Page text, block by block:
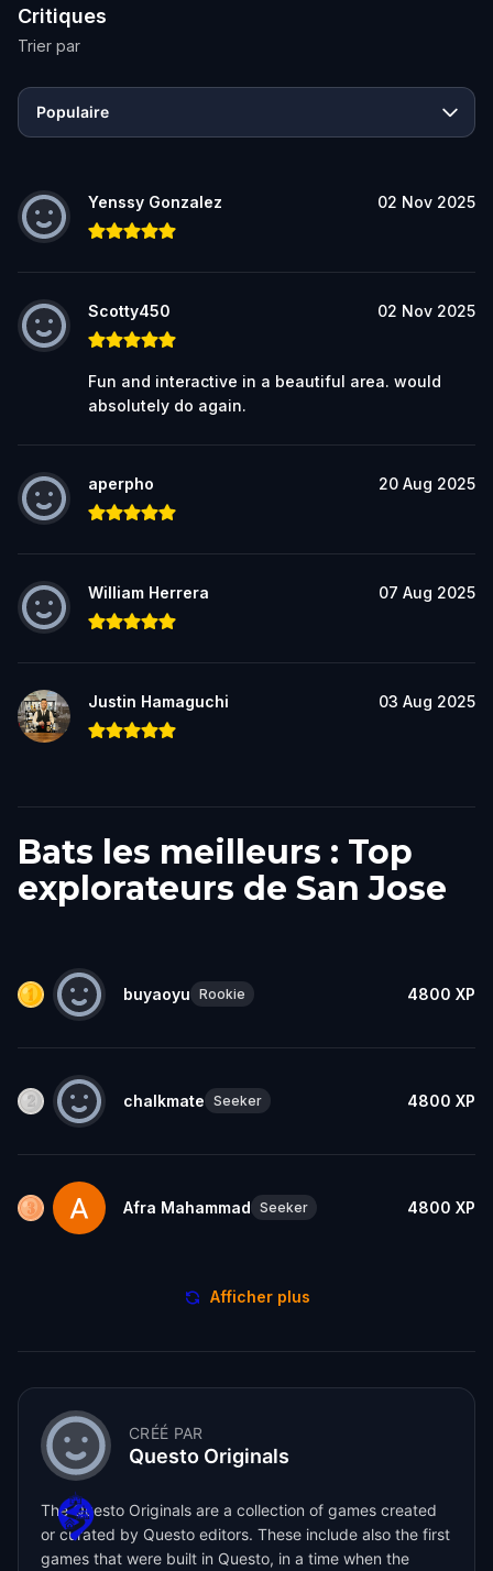
Critiques
Trier par
Populaire
Yenssy Gonzalez 02 Nov 2025
Scotty450 02 Nov 2025
Fun and interactive in a beautiful area. would
absolutely do again.
aperpho 20 Aug 2025
William Herrera 07 Aug 2025
Justin Hamaguchi 03 Aug 2025
Bats les meilleurs : Top
explorateurs de San Jose
buyaoyu Rookie 4800 XP
chalkmate Seeker 4800 XP
Afra Mahammad Seeker 4800 XP
Afficher plus
CRÉÉ PAR
Questo Originals
The Questo Originals are a collection of games created
or curated by Questo editors. These include also the first
games that were built in Questo, in a time when the